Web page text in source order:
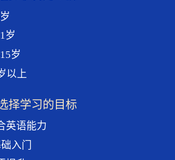
岁
岁
以上
择学习的目标
英语能力
入门